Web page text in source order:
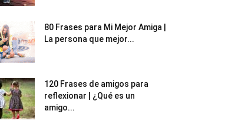
80 Frases para Mi Mejor Amiga |
La persona que mejor...
120 Frases de amigos para
reflexionar | ¿Qué es un
amigo...